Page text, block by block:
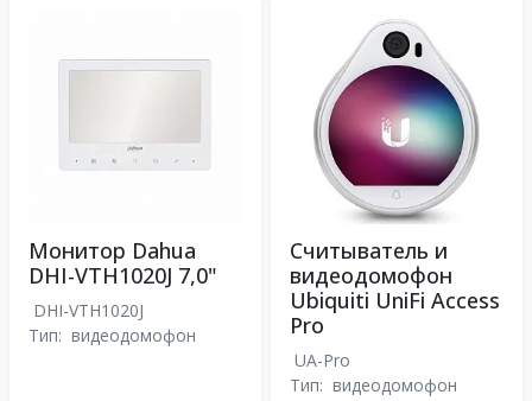
Монитор Dahua
DHI-VTH1020J 7,0"
DHI-VTH1020J
Тип: видеодомофон
Считыватель и
видеодомофон
Ubiquiti UniFi Access
Pro
UA-Pro
Тип: видеодомофон